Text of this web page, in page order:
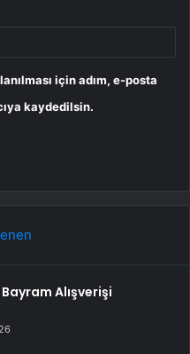
için adım, e-posta
kaydedilsin.
Alışverişi